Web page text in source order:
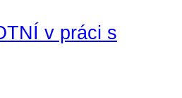
v práci s